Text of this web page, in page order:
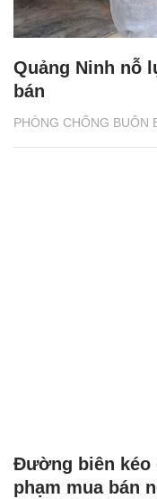
PHÒNG CHỐNG BUÔN
Quảng Ninh nỗ
bán
Đường biên
phạm mua bán